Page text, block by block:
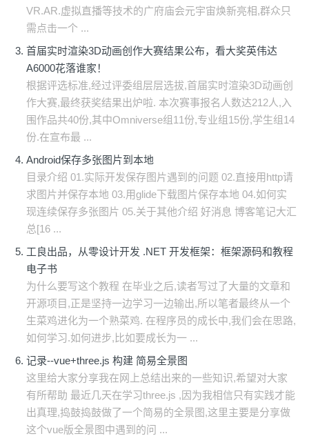
VR.AR.虚拟直播等技术的广府庙会元宇宙焕新亮相,群众只
需点击一个 ...
首届实时渲染3D动画创作大赛结果公布，看大奖英伟达
A6000花落谁家！
根据评选标准,经过评委组层层选拔,首届实时渲染3D动画创
作大赛,最终获奖结果出炉啦. 本次赛事报名人数达212人,入
围作品共40份,其中Omniverse组11份,专业组15份,学生组14
份.在宣布最 ...
Android保存多张图片到本地
目录介绍 01.实际开发保存图片遇到的问题 02.直接用http请
求图片并保存本地 03.用glide下载图片保存本地 04.如何实
现连续保存多张图片 05.关于其他介绍 好消息 博客笔记大汇
总[16 ...
工良出品，从零设计开发 .NET 开发框架：框架源码和教程
电子书
为什么要写这个教程 在毕业之后,读者写过了大量的文章和
开源项目,正是坚持一边学习一边输出,所以笔者最终从一个
生菜鸡进化为一个熟菜鸡. 在程序员的成长中,我们会在思路,
如何学习.如何进步,比如要成长为一 ...
记录--vue+three.js 构建 简易全景图
这里给大家分享我在网上总结出来的一些知识,希望对大家
有所帮助 最近几天在学习three.js ,因为我相信只有实践才能
出真理,捣鼓捣鼓做了一个简易的全景图,这里主要是分享做
这个vue版全景图中遇到的问 ...